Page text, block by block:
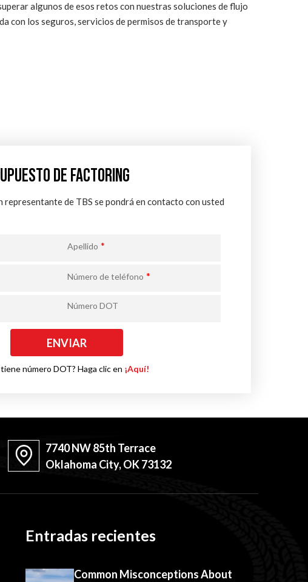
algunos de esos retos con nuestras soluciones de flujo
con los seguros, servicios de permisos de transporte y
DE FACTORING
representante de TBS se pondrá en contacto con usted
Apellido *
Número de teléfono *
Número DOT
tiene número DOT? Haga clic en ¡Aquí!
7740 NW 85th Terrace
Oklahoma City, OK 73132
Entradas recientes
Common Misconceptions About